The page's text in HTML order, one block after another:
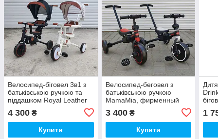
Велосипед-біговел 3в1 з
батьківською ручкою та
піддашком Royal Leather
велосипед-біговел,
біговел для дитини
4 300 ₴
Купити
Велосипед-беговел з
батьківською ручкою
MamaMia, фирменный
беговел для ребенка,
3 400₴
Купити
для
1